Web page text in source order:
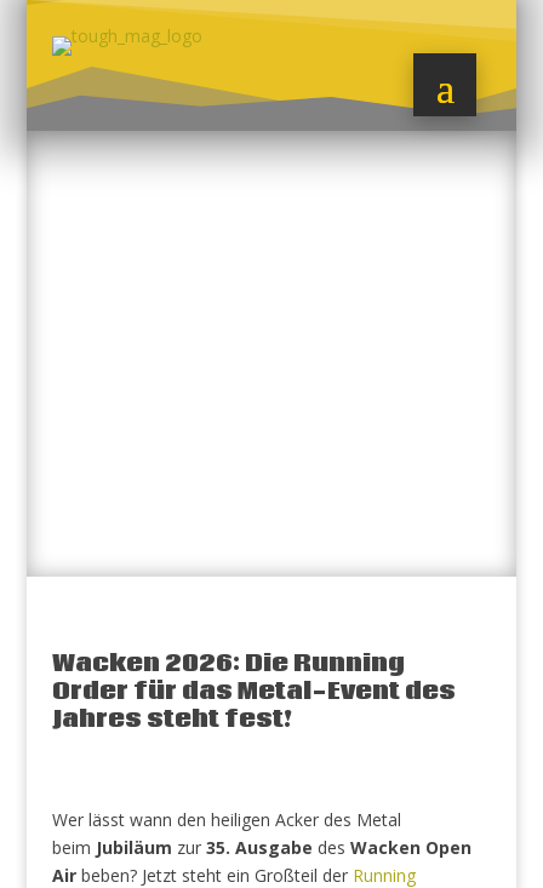
Wacken 2026: Die Running
Order für das Metal-Event des
Jahres steht fest!
Wer lässt wann den heiligen Acker des Metal
beim Jubiläum zur 35. Ausgabe des Wacken Open
Airbeben? Jetzt steht ein Großteil der Running